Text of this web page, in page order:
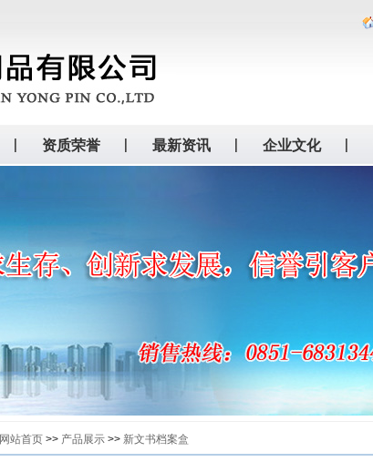
资质荣誉 最新资讯 企业文化
网站首页>> 产品展示>> 新文书档案盒